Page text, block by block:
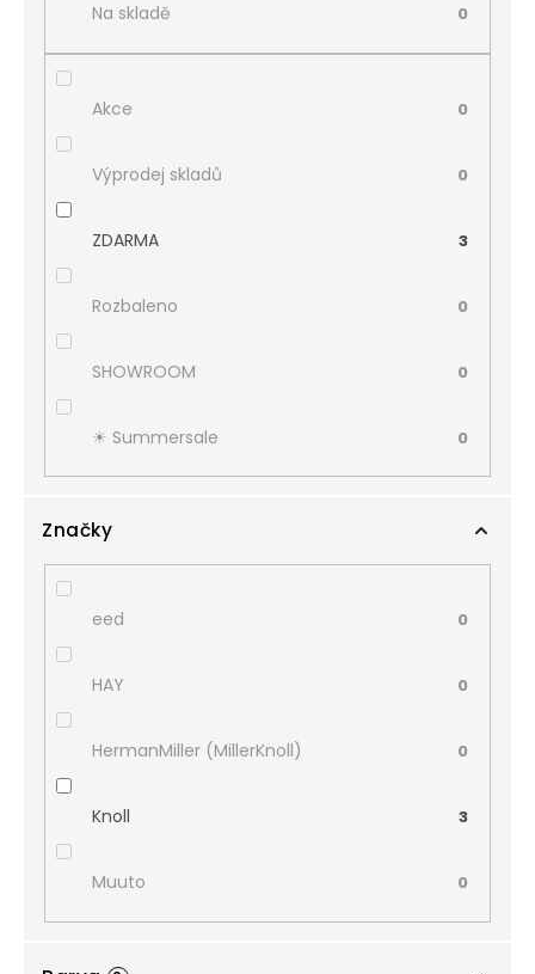
Na skladě 0
Akce 0
Výprodej skladů 0
ZDARMA 3
Rozbaleno 0
SHOWROOM 0
☀︎ Summersale 0
Značky
eed 0
HAY 0
HermanMiller (MillerKnoll) 0
Knoll 3
Muuto 0